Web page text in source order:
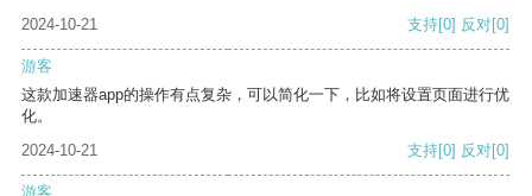
2024-10-21 支持[0] 反对[0]
游客
这款加速器app的操作有点复杂，可以简化一下，比如将设置页面进行优
化。
2024-10-21
支持[0] 反对[0]
游客